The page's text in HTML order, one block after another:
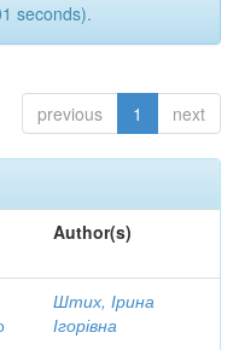
seconds).
previous 1 next
Author(s)
Штих, Ірина
Ігорівна